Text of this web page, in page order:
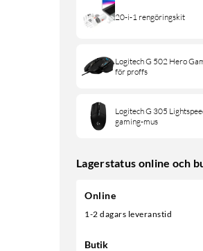
20-i-1 rengöringskit
Logitech G 502 Hero
för proffs
Logitech G 305
gaming-mus
Lagerstatus online och
Online
1-2 dagars leveranstid
Butik